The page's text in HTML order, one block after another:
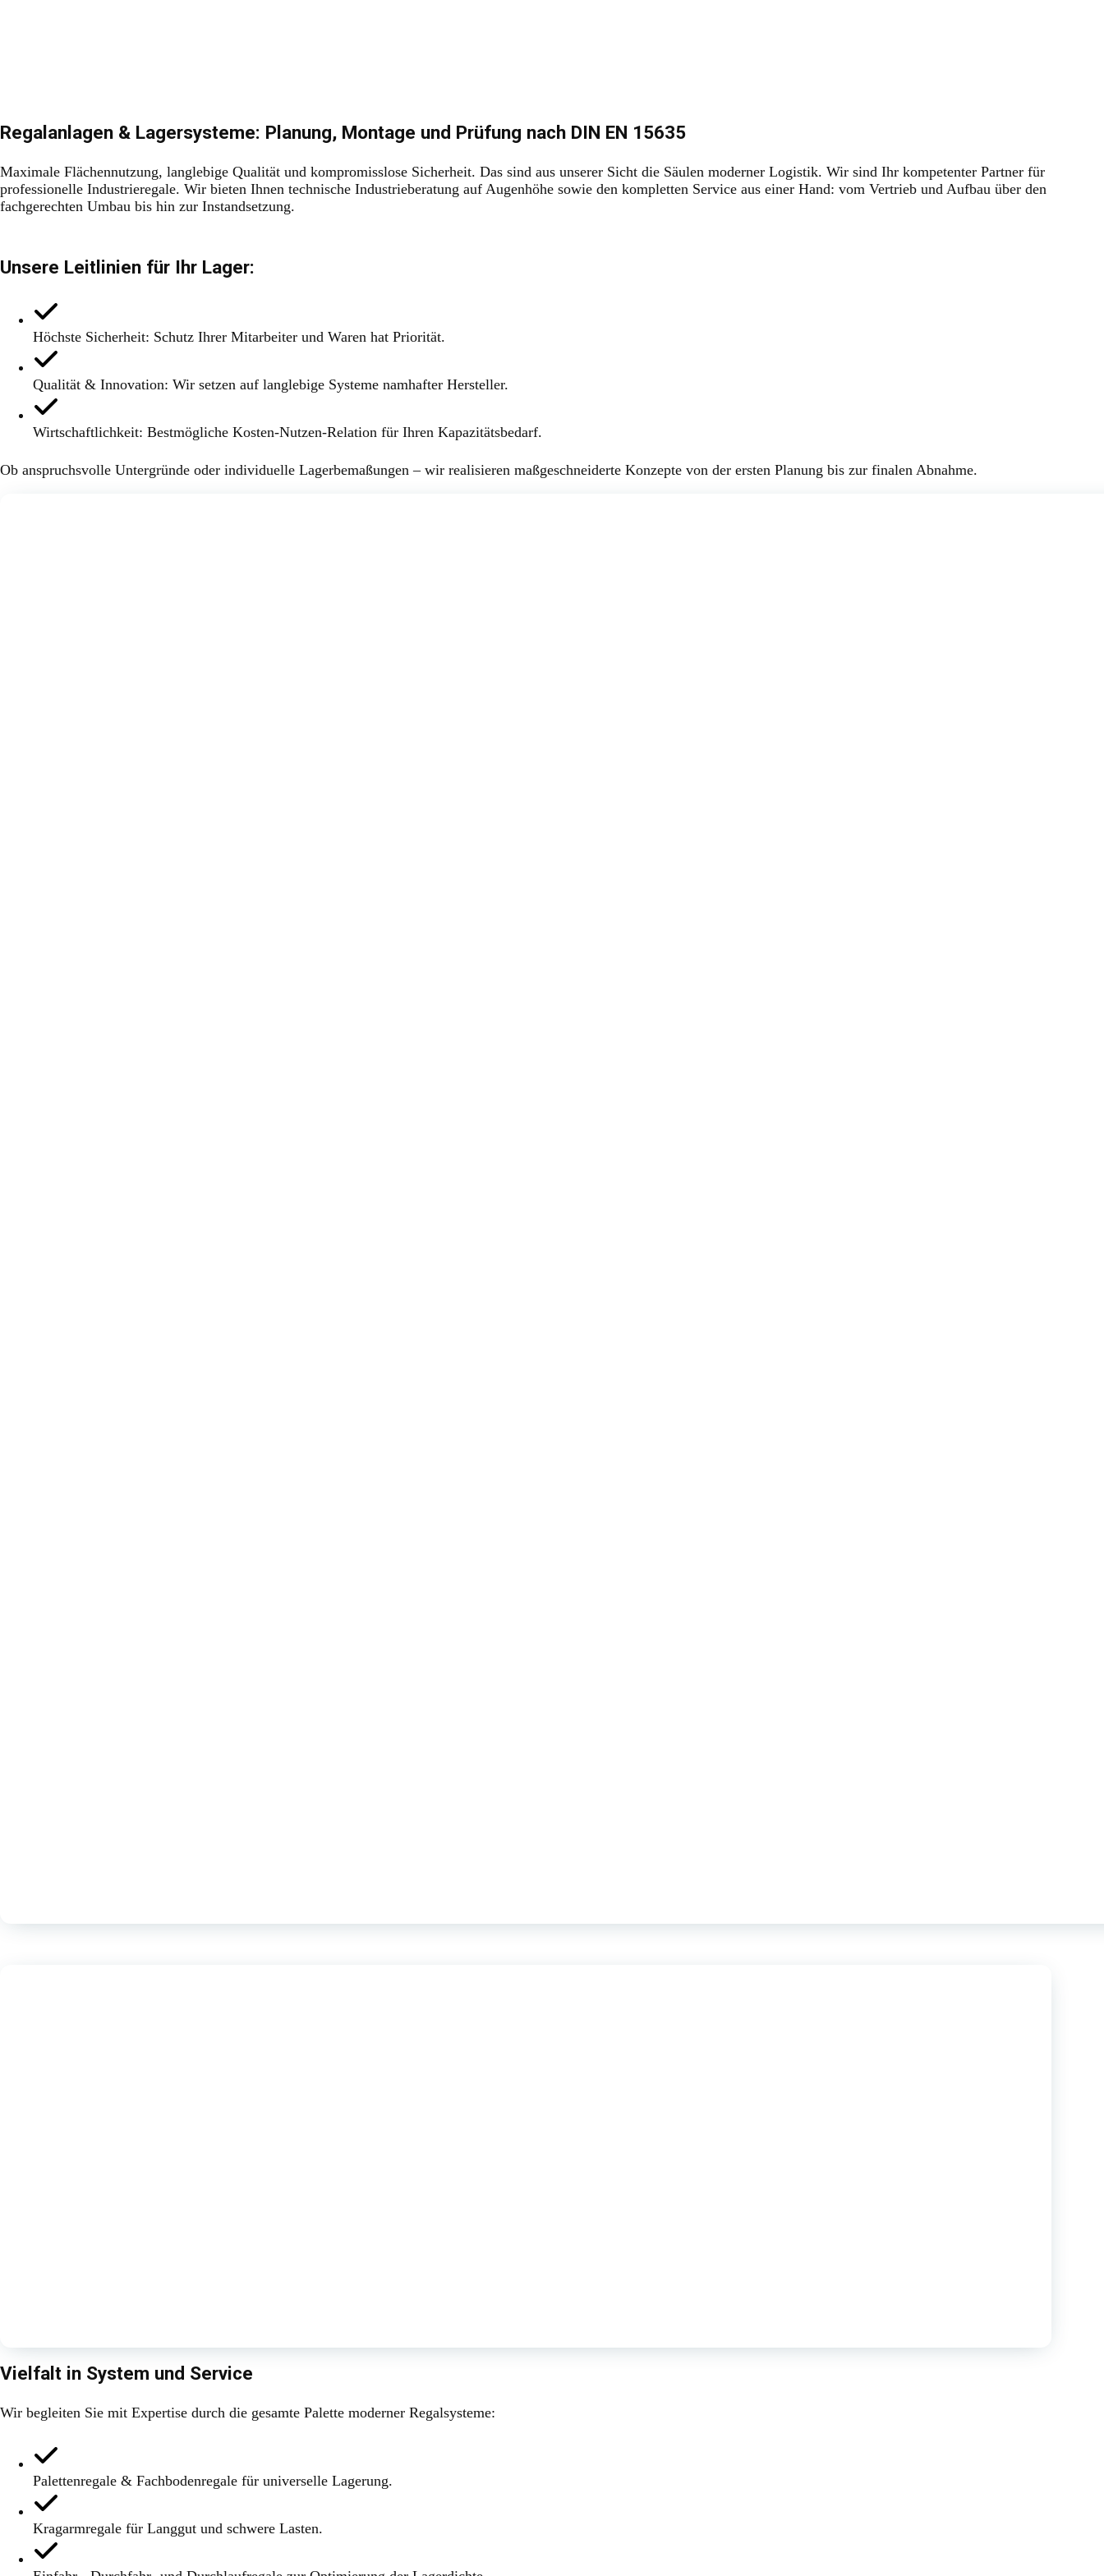
Regalanlagen & Lagersysteme: Planung, Montage und Prüfung nach DIN EN 15635
Maximale Flächennutzung, langlebige Qualität und kompromisslose Sicherheit. Das sind aus unserer Sicht die Säulen moderner Logistik. Wir sind Ihr kompetenter Partner für
professionelle Industrieregale. Wir bieten Ihnen technische Industrieberatung auf Augenhöhe sowie den kompletten Service aus einer Hand: vom Vertrieb und Aufbau über den
fachgerechten Umbau bis hin zur Instandsetzung.
Unsere Leitlinien für Ihr Lager:
Höchste Sicherheit: Schutz Ihrer Mitarbeiter und Waren hat Priorität.
Qualität & Innovation: Wir setzen auf langlebige Systeme namhafter Hersteller.
Wirtschaftlichkeit: Bestmögliche Kosten-Nutzen-Relation für Ihren Kapazitätsbedarf.
Ob anspruchsvolle Untergründe oder individuelle Lagerbemaßungen – wir realisieren maßgeschneiderte Konzepte von der ersten Planung bis zur finalen Abnahme.
Vielfalt in System und Service
Wir begleiten Sie mit Expertise durch die gesamte Palette moderner Regalsysteme:
Palettenregale & Fachbodenregale für universelle Lagerung.
Kragarmregale für Langgut und schwere Lasten.